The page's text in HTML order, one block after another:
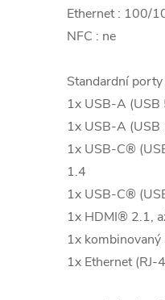
Ethernet : 100/
NFC : ne
Standardní porty
1x USB-A (USB
1x USB-A (USB
1x USB-C®
1.4
1x USB-C®
1x HDMI® 2.1,
1x
1x Ethernet (RJ-